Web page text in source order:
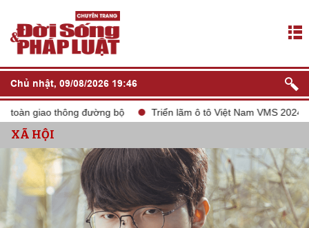
Chủ nhật, 09/08/2026 19:46
thông đường bộ Triển lãm ô tô Việt Nam VMS 2024
XÃ HỘI